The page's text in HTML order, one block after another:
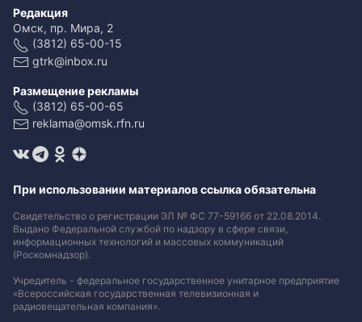
Редакция
Омск, пр. Мира, 2
(3812) 65-00-15
gtrk@inbox.ru
Размещение рекламы
(3812) 65-00-65
reklama@omsk.rfn.ru
При использовании материалов ссылка обязательна
Свидетельство о регистрации ЭЛ № ФС 77-59166 от 22.08.2014.
Выдано Федеральной службой по надзору в сфере связи,
информационных технологий и массовых коммуникаций
(Роскомнадзор).
Учредитель - федеральное государственное унитарное предприятие
«Всероссийская государственная телевизионная и
радиовещательная компания».